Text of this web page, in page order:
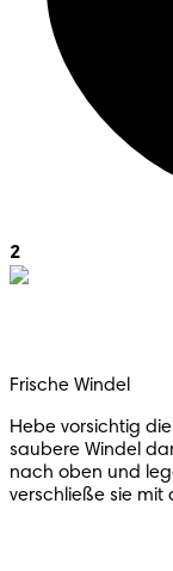
2
Frische Windel
Hebe vorsichtig
saubere Windel
nach oben und
verschließe sie mit